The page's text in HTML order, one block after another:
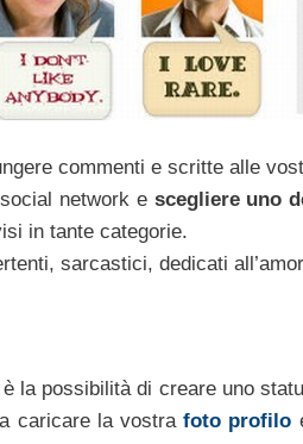
commenti e scritte alle
network e scegliere uno
in tante categorie.
sarcastici, dedicati
la possibilità di creare uno
caricare la vostrafoto profilo